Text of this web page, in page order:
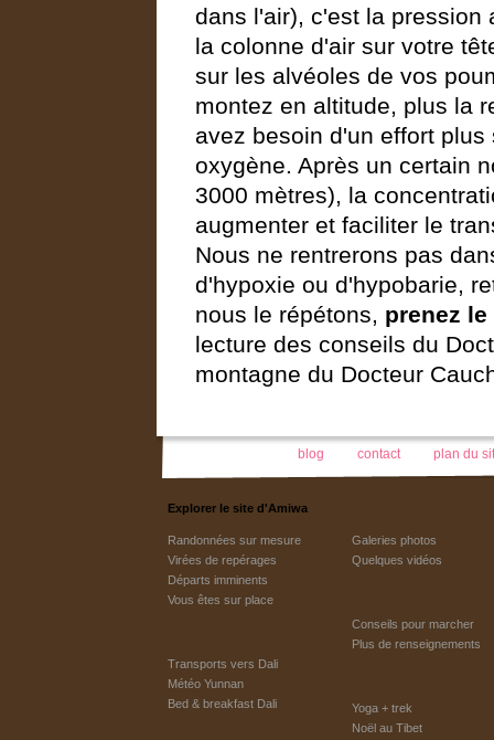
dans l'air), c'est la pression
la colonne d'air sur votre
sur les alvéoles de vos
montez en altitude, plus la
avez besoin d'un effort
oxygène. Après un certain
3000 mètres), la
augmenter et faciliter le
Nous ne rentrerons pas
d'hypoxie ou d'hypobarie,
nous le répétons, prenez
lecture des conseils du
montagne du Docteur
blog contact plan du
Explorer le site d'Amiwa
Randonnées sur mesure
Virées de repérages
Départs imminents
Vous êtes sur place
Transports vers Dali
Météo Yunnan
Bed & breakfast Dali
Galeries photos
Quelques vidéos
Conseils pour marcher
Plus de renseignements
Yoga + trek
Noël au Tibet